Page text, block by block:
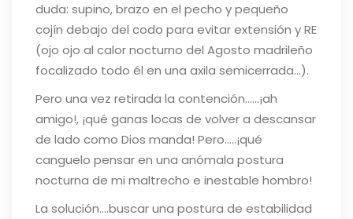
duda: supino, brazo en el pecho y pequeño
cojín debajo del codo para evitar extensión y RE
(ojo ojo al calor nocturno del Agosto madrileño
focalizado todo él en una axila semicerrada…).
Pero una vez retirada la contención……¡ah
amigo!, ¡qué ganas locas de volver a descansar
de lado como Dios manda! Pero…..¡qué
canguelo pensar en una anómala postura
nocturna de mi maltrecho e inestable hombro!
La solución….buscar una postura de estabilidad